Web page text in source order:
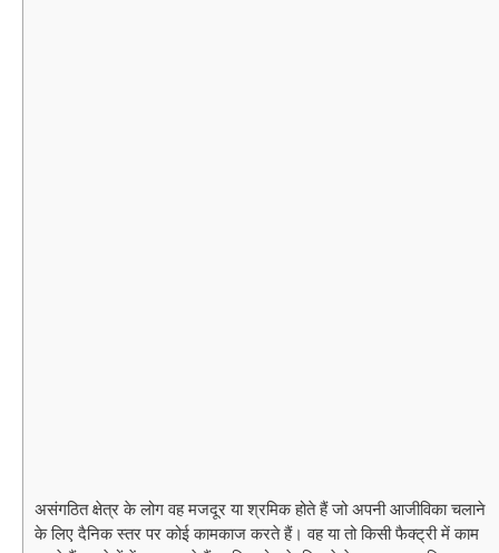
असंगठित क्षेत्र के लोग वह मजदूर या श्रमिक होते हैं जो अपनी आजीविका चलाने
के लिए दैनिक स्तर पर कोई कामकाज करते हैं। वह या तो किसी फैक्ट्री में काम